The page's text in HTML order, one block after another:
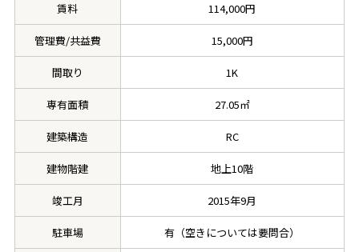
賃料 114,000円
管理費/共益費 15,000円
間取り 1K
専有面積 27.05㎡
建築構造 RC
建物階建 地上10階
竣工月 2015年9月
駐車場 有（空きについては要問合）